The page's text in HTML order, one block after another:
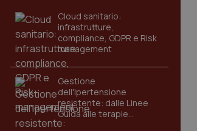
Cloud sanitario:
infrastrutture,
compliance, GDPR e Risk
management
Gestione
dell'Ipertensione
resistente: dalle Linee
Guida alle terapie
innovative